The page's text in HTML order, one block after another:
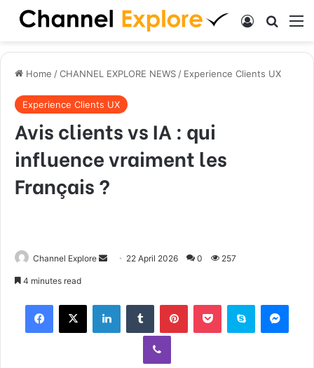
Log In
Home /CHANNEL EXPLORE NEWS / Experience Clients UX
Experience Clients UX
Avis clients vs IA : qui
influence vraiment les
Français ?
Channel Explore
a
22 April 2026 0 257
4 minutes read
Viber